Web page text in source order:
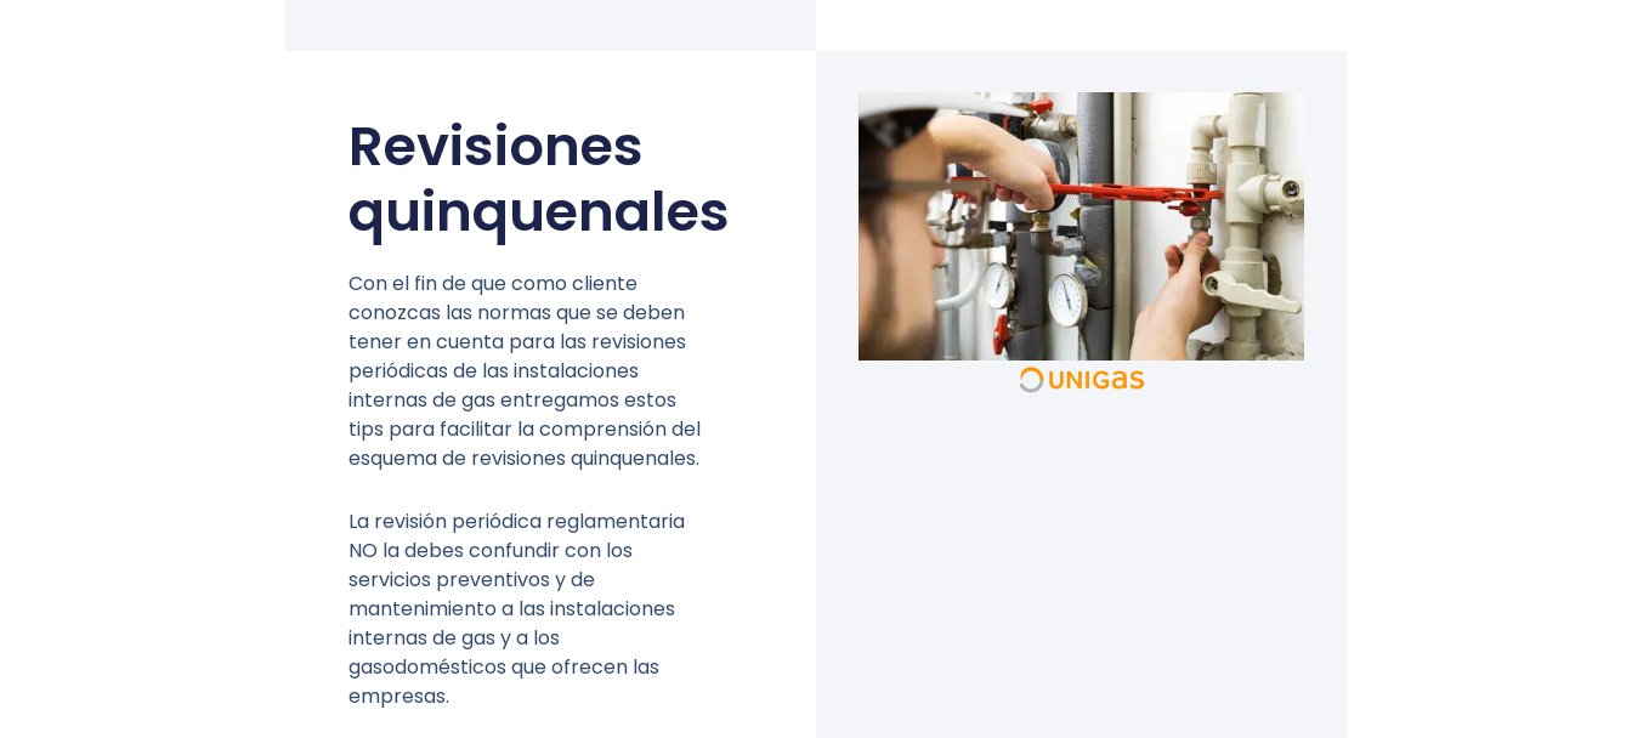
Revisiones
quinquenales
Con el fin de que como cliente
conozcas las normas que se deben
tener en cuenta para las revisiones
periódicas de las instalaciones
internas de gas entregamos estos
tips para facilitar la comprensión del
esquema de revisiones quinquenales.
La revisión periódica reglamentaria
NO la debes confundir con los
servicios preventivos y de
mantenimiento a las instalaciones
internas de gas y a los
gasodomésticos que ofrecen las
empresas.